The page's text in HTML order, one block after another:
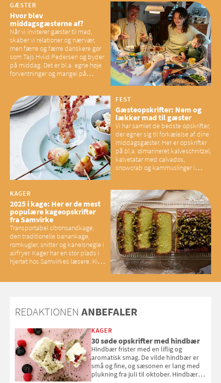
GÆSTER
Hvor blev
middagsgæsterne af?
Når vi inviterer gæster til mad,
skaber vi relationer og nærvær,
men færre og færre danskere gør
som Tajs Hviid Pedersen og byder
på middag. Det er bl.a. egne høje
forventninger og mangel på
have konsekvenser for vores
sociale fællesskaber
FEST
Gæsteopskrifter: Nem og
lækker mad til gæster
Vi har samlet de bedste opskrifter,
der egner sig til forkælelse af dine
middagsgæster. Her er opskrifter
på bl.a. ølmarineret kalveschnitzel,
kalvetatar med calvados,
snowcrab og kammuslinger i
KAGER
2025 i kage: Her er de mest
populære kageopskrifter
fra Samvirke
Transportabel citronsandkage,
den traditionelle banankage,
romkugler, snitter og kanelsnegle i
airfryer. Kager har en stor plads i
hjertet hos Samvirkes læsere. Kig
REDAKTIONEN ANBEFALER
KAGER
30 søde opskrifter med hindbær
Hindbær frister med en liflig og
aromatisk smag. De vilde hindbær er
små og fine, og sæsonen er lang med
plukning fra juli til oktober. Hindbær